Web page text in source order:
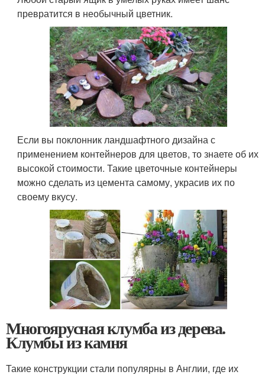
превратится в необычный цветник.
Если вы поклонник ландшафтного дизайна с
применением контейнеров для цветов, то знаете об их
высокой стоимости. Такие цветочные контейнеры
можно сделать из цемента самому, украсив их по
своему вкусу.
Многоярусная клумба из дерева.
Клумбы из камня
Такие конструкции стали популярны в Англии, где их